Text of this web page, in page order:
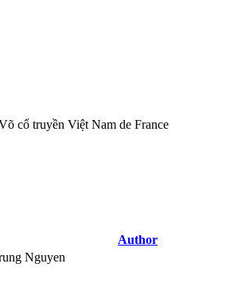
Author
Nguyen